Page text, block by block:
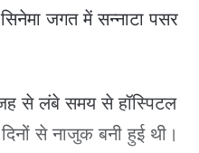
जगत में सन्नाटा पसर
से लंबे समय से हॉस्पिटल
से नाजुक बनी हुई थी।